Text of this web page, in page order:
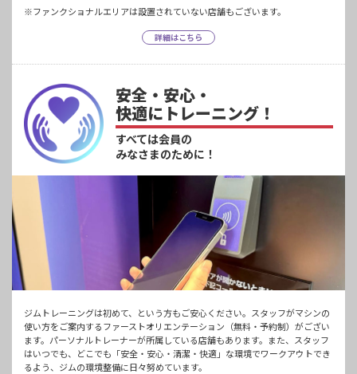
※ファンクショナルエリアは設置されていない店舗もございます。
詳細はこちら
安全・安心・
快適にトレーニング！
すべては会員の
みなさまのために！
ジムトレーニングは初めて、という方もご安心ください。スタッフがマシンの
使い方をご案内するファーストオリエンテーション（無料・予約制）がござい
ます。パーソナルトレーナーが所属している店舗もあります。また、スタッフ
はいつでも、どこでも「安全・安心・清潔・快適」な環境でワークアウトでき
るよう、ジムの環境整備に日々努めています。